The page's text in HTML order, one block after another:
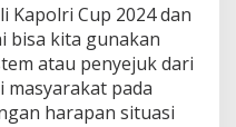
Kapolri Cup 2024 dan
bisa kita gunakan
atau penyejuk dari
masyarakat pada
harapan situasi